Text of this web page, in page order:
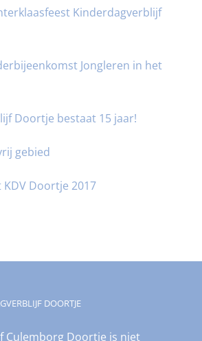
Kinderdagverblijf
Jongleren in het
Doortje bestaat 15 jaar!
gebied
Doortje 2017
DOORTJE
Culemborg Doortje is niet